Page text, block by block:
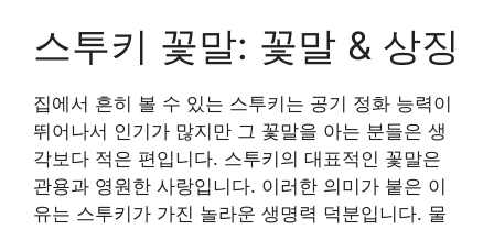
스투키 꽃말: 꽃말 & 상징
집에서 흔히 볼 수 있는 스투키는 공기 정화 능력이
뛰어나서 인기가 많지만 그 꽃말을 아는 분들은 생
각보다 적은 편입니다. 스투키의 대표적인 꽃말은
관용과 영원한 사랑입니다. 이러한 의미가 붙은 이
유는 스투키가 가진 놀라운 생명력 덕분입니다. 물